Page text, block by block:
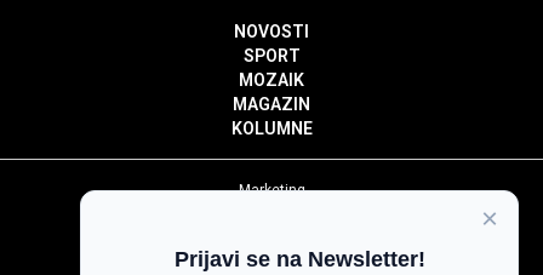
NOVOSTI
SPORT
MOZAIK
MAGAZIN
KOLUMNE
Marketing
Impressum
×
Prijavi se na Newsletter!